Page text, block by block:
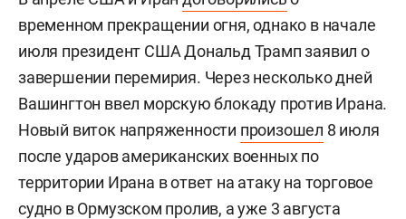
временном прекращении огня, однако в начале
июля президент США Дональд Трамп заявил о
завершении перемирия. Через несколько дней
Вашингтон ввел морскую блокаду против Ирана.
Новый виток напряженности произошел 8 июля
после ударов американских военных по
территории Ирана в ответ на атаку на торговое
судно в Ормузском пролив, а уже 3 августа